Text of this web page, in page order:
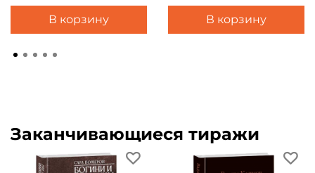
В корзину В корзину
Заканчивающиеся тиражи